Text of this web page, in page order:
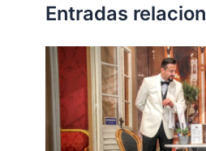
Entradas